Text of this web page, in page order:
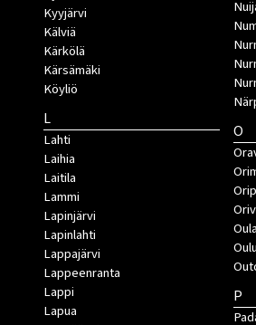
Kyyjärvi
Kälviä
Kärkölä
Kärsämäki
Köyliö
L
Lahti
Laihia
Laitila
Lammi
Lapinjärvi
Lapinlahti
Lappajärvi
Lappeenranta
Lappi
Lapua
O
Oulu
P